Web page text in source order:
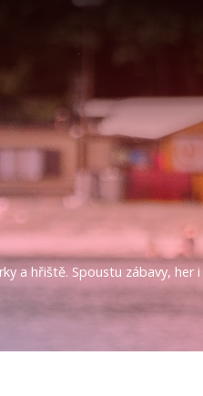
a hřiště. Spoustu zábavy, her